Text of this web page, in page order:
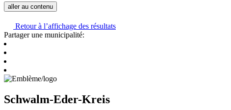
aller au contenu
Retour à l’affichage des résultats
Partager une municipalité:
Schwalm-Eder-Kreis